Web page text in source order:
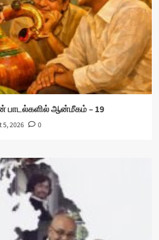
ஆன்மீகம் – 19
5, 2026 0